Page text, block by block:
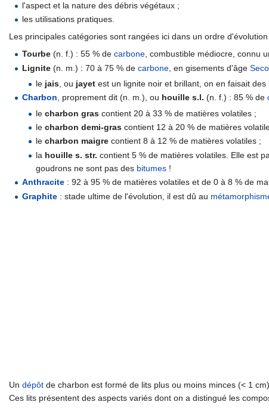
l'aspect et la nature des débris végétaux ;
les utilisations pratiques.
Les principales catégories sont rangées ici dans un ordre
Tourbe (n. f.) : 55 % decarbone, combustible médiocre, connu
Lignite (n. m.) : 70 à 75 % decarbone , en gisements d'âge
le jais, ou jayetest un lignite noir et brillant, on en faisait des
Charbon, proprement dit (n. m.), ou houille s.l. (n. f.) : 85 % de
le charbon grascontient 20 à 33 % de matières volatiles ;
le charbon demi-grascontient 12 à 20 % de matières
le charbon maigrecontient 8 à 12 % de matières volatiles ;
la houille s. str. contient 5 % de matières volatiles. Elle est
goudrons ne sont pas des bitumes!
Anthracite : 92 à 95 % de matières volatiles et de 0 à 8 % de
Graphite : stade ultime de l'évolution, il est dû au
Un dépôt de charbon est formé de lits plus ou moins minces (< 1
Ces lits présentent des aspects variés dont on a distingué les